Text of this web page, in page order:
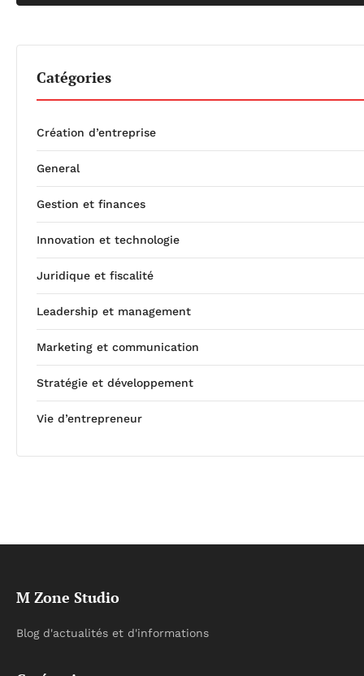
Catégories
Création d’entreprise
General
Gestion et finances
Innovation et technologie
Juridique et fiscalité
Leadership et management
Marketing et communication
Stratégie et développement
Vie d’entrepreneur
M Zone Studio
Blog d'actualités et d'informations